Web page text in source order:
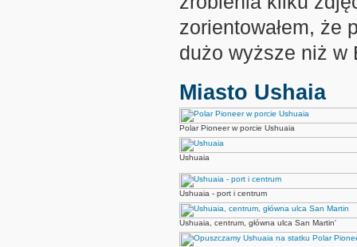
zorientowałem, że
dużo wyższe niż w
Miasto Ushaia
Polar Pioneer w porcie Ushuaia
Ushuaia
Ushuaia - port i centrum
Ushuaia, centrum, główna ulca San Martin'